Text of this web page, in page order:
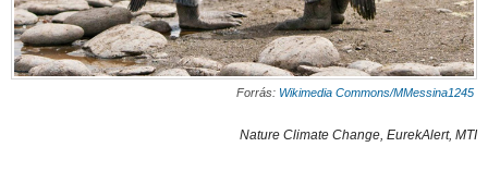
Forrás: Wikimedia Commons/MMessina1245
Nature Climate Change, EurekAlert, MTI